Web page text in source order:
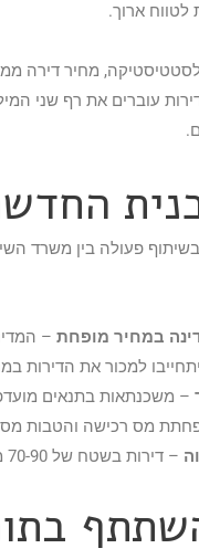
לטווח ארוך.
עוברים את רף שני
פעולה בין משרד
במחיר מופחת–
למכור את הדירות
– משכנתאות בתנאים
מס רכישה והטבות מס
– דירות בשטח של 70-90 מ"ר, עם מפרט טכני איכותי.